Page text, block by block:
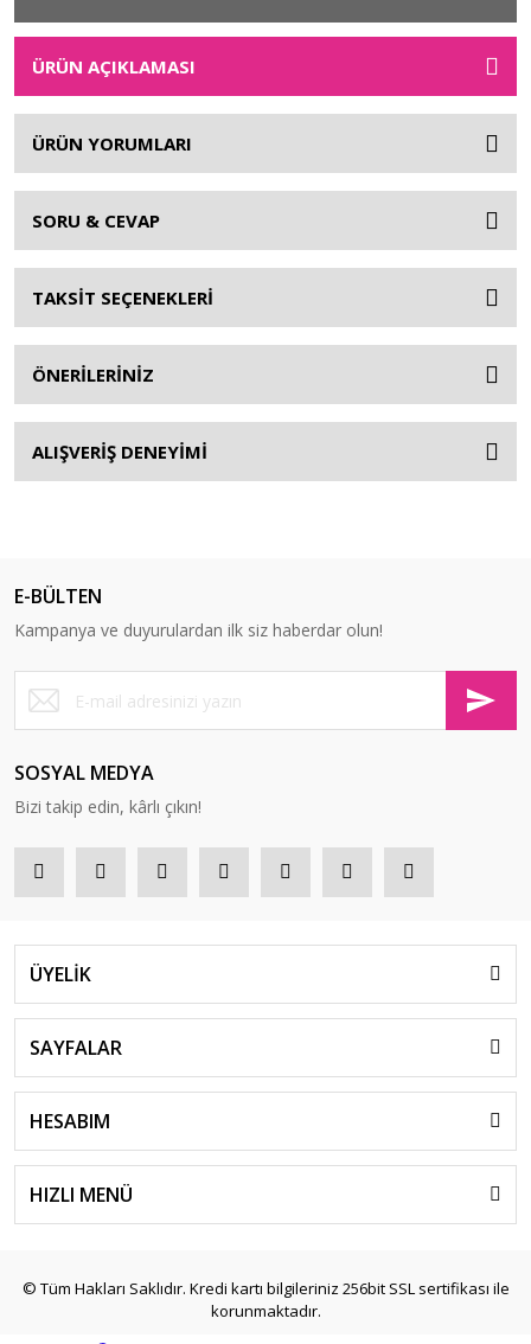
ÜRÜN AÇIKLAMASI
ÜRÜN YORUMLARI
SORU & CEVAP
TAKSİT SEÇENEKLERİ
ÖNERİLERİNİZ
ALIŞVERİŞ DENEYİMİ
E-BÜLTEN
Kampanya ve duyurulardan ilk siz haberdar olun!
SOSYAL MEDYA
Bizi takip edin, kârlı çıkın!
ÜYELİK
SAYFALAR
HESABIM
HIZLI MENÜ
© Tüm Hakları Saklıdır. Kredi kartı bilgileriniz 256bit SSL sertifikası ile
korunmaktadır.